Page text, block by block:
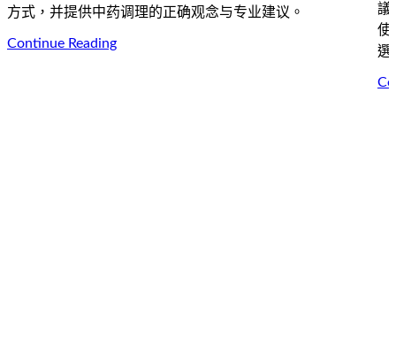
方式，并提供中药调理的正确观念与专业建议。
Continue Reading
議
使
選